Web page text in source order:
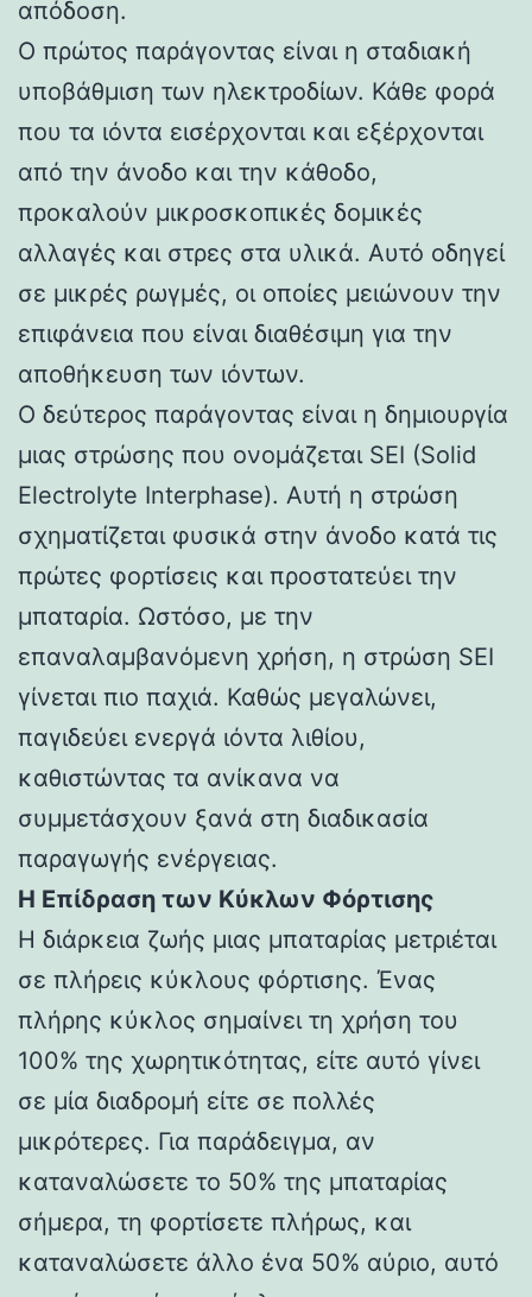
απόδοση.
Ο πρώτος παράγοντας είναι η σταδιακή
υποβάθμιση των ηλεκτροδίων. Κάθε φορά
που τα ιόντα εισέρχονται και εξέρχονται
από την άνοδο και την κάθοδο,
προκαλούν μικροσκοπικές δομικές
αλλαγές και στρες στα υλικά. Αυτό οδηγεί
σε μικρές ρωγμές, οι οποίες μειώνουν την
επιφάνεια που είναι διαθέσιμη για την
αποθήκευση των ιόντων.
Ο δεύτερος παράγοντας είναι η δημιουργία
μιας στρώσης που ονομάζεται SEI (Solid
Electrolyte Interphase). Αυτή η στρώση
σχηματίζεται φυσικά στην άνοδο κατά τις
πρώτες φορτίσεις και προστατεύει την
μπαταρία. Ωστόσο, με την
επαναλαμβανόμενη χρήση, η στρώση SEI
γίνεται πιο παχιά. Καθώς μεγαλώνει,
παγιδεύει ενεργά ιόντα λιθίου,
καθιστώντας τα ανίκανα να
συμμετάσχουν ξανά στη διαδικασία
παραγωγής ενέργειας.
Η Επίδραση των Κύκλων Φόρτισης
Η διάρκεια ζωής μιας μπαταρίας μετριέται
σε πλήρεις κύκλους φόρτισης. Ένας
πλήρης κύκλος σημαίνει τη χρήση του
100% της χωρητικότητας, είτε αυτό γίνει
σε μία διαδρομή είτε σε πολλές
μικρότερες. Για παράδειγμα, αν
καταναλώσετε το 50% της μπαταρίας
σήμερα, τη φορτίσετε πλήρως, και
καταναλώσετε άλλο ένα 50% αύριο, αυτό